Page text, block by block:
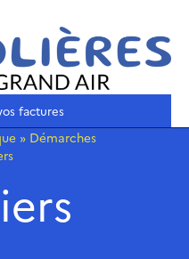
factures
» Démarches